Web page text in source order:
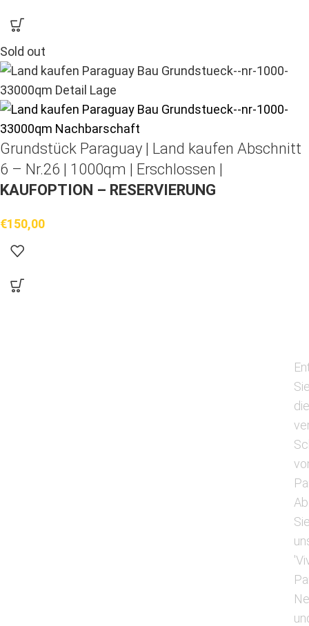
Sold out
Grundstück Paraguay | Land kaufen Abschnitt
6 – Nr.26 | 1000qm | Erschlossen |
KAUFOPTION – RESERVIERUNG
€150,00
die